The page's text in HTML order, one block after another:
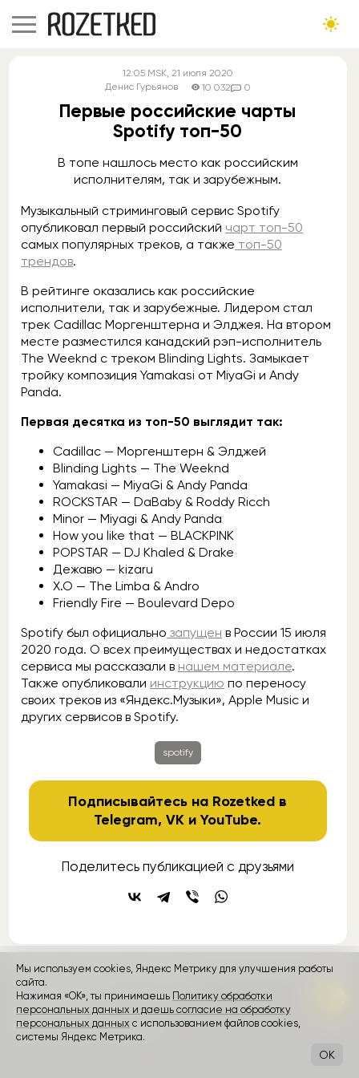
12:05 MSK, 21 июля 2020
Денис Гурьянов
10 032 0
Первые российские чарты
Spotify топ-50
В топе нашлось место как российским
исполнителям, так и зарубежным.
Музыкальный стриминговый сервис Spotify
опубликовал первый российский чарт топ-50
самых популярных треков, а также топ-50
трендов.
В рейтинге оказались как российские
исполнители, так и зарубежные. Лидером стал
трек Cadillac Моргенштерна и Элджея. На втором
месте разместился канадский рэп-исполнитель
The Weeknd с треком Blinding Lights. Замыкает
тройку композиция Yamakasi от MiyaGi и Andy
Panda.
Первая десятка из топ-50 выглядит так:
Cadillac — Моргенштерн & Элджей
Blinding Lights — The Weeknd
Yamakasi — MiyaGi & Andy Panda
ROCKSTAR — DaBaby & Roddy Ricch
Minor — Miyagi & Andy Panda
How you like that — BLACKPINK
POPSTAR — DJ Khaled & Drake
Дежавю — kizaru
X.O — The Limba & Andro
Friendly Fire — Boulevard Depo
Spotify был официально запущен в России 15 июля
2020 года. О всех преимуществах и недостатках
сервиса мы рассказали в нашем материале.
Также опубликовали инструкцию по переносу
своих треков из «Яндекс.Музыки», Apple Music и
других сервисов в Spotify.
spotify
Подписывайтесь на Rozetked в
Telegram,VK иYouTube.
Поделитесь публикацией с друзьями
контакты
Rozetked © 2026
Пользовательское соглашение
Мы используем cookies, Яндекс Метрику для улучшения работы
сайта.
Нажимая «ОК», ты принимаешь Политику обработки
персональных данных и даешь согласие на обработку
персональных данных с использованием файлов cookies,
системы Яндекс Метрика.
OK